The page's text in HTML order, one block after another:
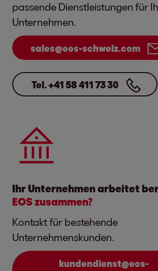
passende Dienstleistungen für
Unternehmen.
sales@eos-schweiz.com
Tel. +41 58 411 73 30
Ihr Unternehmen arbeitet
EOS zusammen?
Kontakt für bestehende
Unternehmenskunden.
kundendienst@eos-